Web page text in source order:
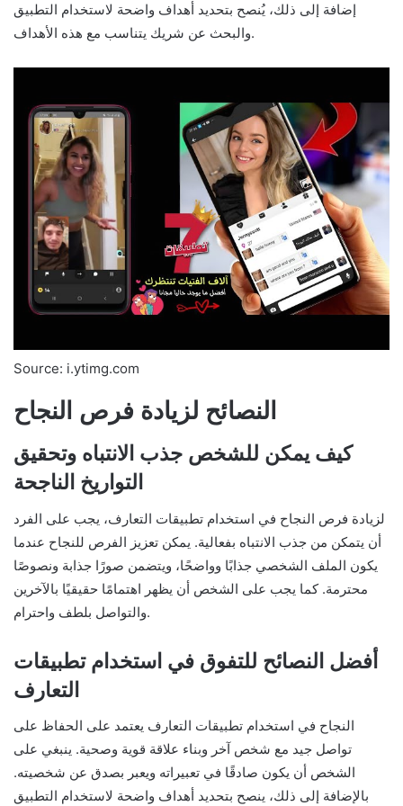
إضافة إلى ذلك، يُنصح بتحديد أهداف واضحة لاستخدام التطبيق
والبحث عن شريك يتناسب مع هذه الأهداف.
Source: i.ytimg.com
النصائح لزيادة فرص النجاح
كيف يمكن للشخص جذب الانتباه وتحقيق
التواريخ الناجحة
لزيادة فرص النجاح في استخدام تطبيقات التعارف، يجب على الفرد
أن يتمكن من جذب الانتباه بفعالية. يمكن تعزيز الفرص للنجاح عندما
يكون الملف الشخصي جذابًا وواضحًا، ويتضمن صورًا جذابة ونصوصًا
محترمة. كما يجب على الشخص أن يظهر اهتمامًا حقيقيًا بالآخرين
والتواصل بلطف واحترام.
أفضل النصائح للتفوق في استخدام تطبيقات
التعارف
النجاح في استخدام تطبيقات التعارف يعتمد على الحفاظ على
تواصل جيد مع شخص آخر وبناء علاقة قوية وصحية. ينبغي على
الشخص أن يكون صادقًا في تعبيراته ويعبر بصدق عن شخصيته.
بالإضافة إلى ذلك، ينصح بتحديد أهداف واضحة لاستخدام التطبيق